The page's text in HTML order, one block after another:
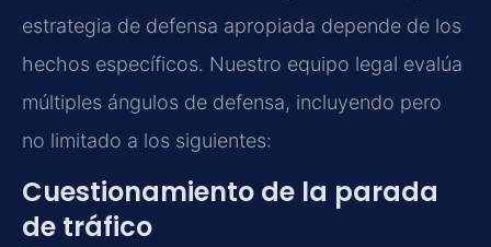
estrategia de defensa apropiada depende de los
hechos específicos. Nuestro equipo legal evalúa
múltiples ángulos de defensa, incluyendo pero
no limitado a los siguientes:
Cuestionamiento de la parada
de tráfico